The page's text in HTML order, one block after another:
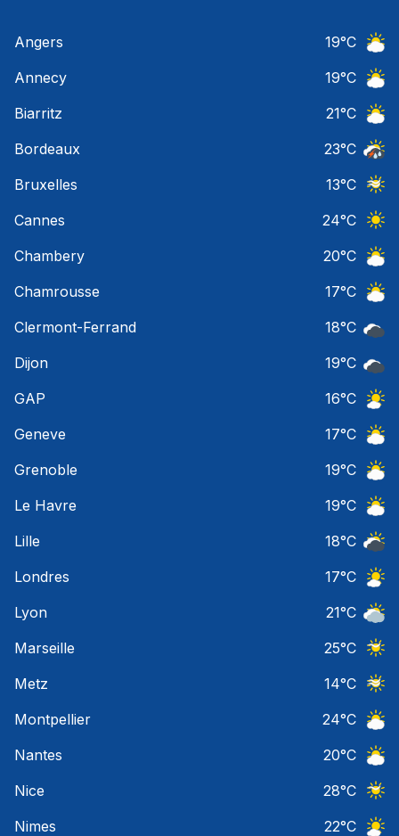
Angers 19°C
Annecy
19°C
Biarritz
21°C
Bordeaux
23°C
Bruxelles
13°C
Cannes
24°C
Chambery
20°C
Chamrousse
17°C
Clermont-Ferrand
18°C
Dijon
19°C
GAP
16°C
Geneve
17°C
Grenoble
19°C
Le Havre
19°C
Lille
18°C
Londres
17°C
Lyon
21°C
Marseille
25°C
Metz
14°C
Montpellier
24°C
Nantes
20°C
Nice
28°C
Nimes
22°C